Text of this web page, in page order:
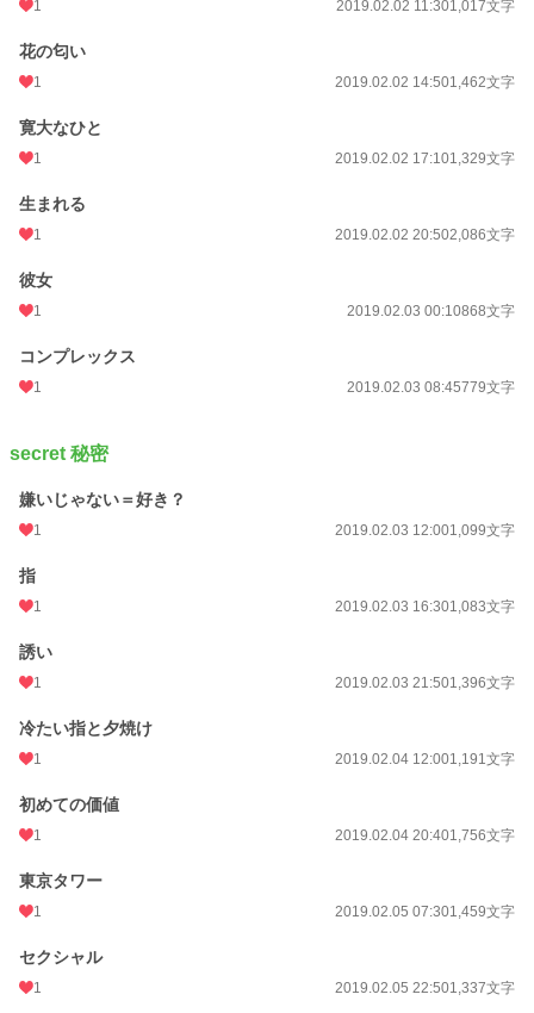
1 2019.02.02 11:301,017文字
花の匂い
1 2019.02.02 14:501,462文字
寛大なひと
1 2019.02.02 17:101,329文字
生まれる
1 2019.02.02 20:502,086文字
彼女
1 2019.02.03 00:10868文字
コンプレックス
1 2019.02.03 08:45779文字
secret 秘密
嫌いじゃない＝好き？
1 2019.02.03 12:001,099文字
指
1 2019.02.03 16:301,083文字
誘い
1 2019.02.03 21:501,396文字
冷たい指と夕焼け
1 2019.02.04 12:001,191文字
初めての価値
1 2019.02.04 20:401,756文字
東京タワー
1 2019.02.05 07:301,459文字
セクシャル
1 2019.02.05 22:501,337文字